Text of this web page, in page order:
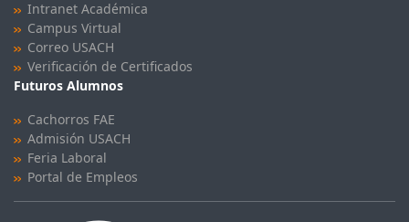
Intranet Académica
Campus Virtual
Correo USACH
Verificación de Certificados
Futuros Alumnos
Cachorros FAE
Admisión USACH
Feria Laboral
Portal de Empleos